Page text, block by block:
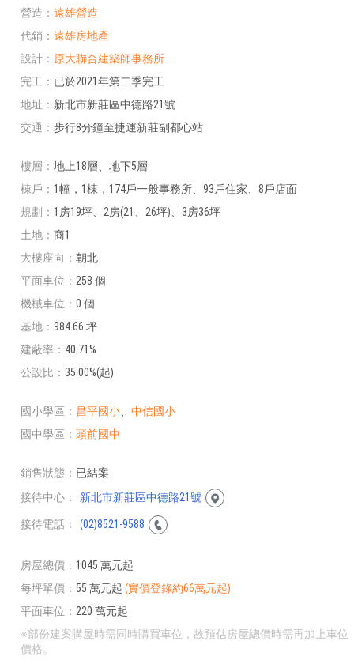
營造
遠雄營造
代銷
遠雄房地產
設計
原大聯合建築師事務所
完工
已於2021年第二季完工
地址
新北市新莊區中德路21號
交通
步行8分鐘至捷運新莊副都心站
樓層
地上18層、地下5層
棟戶
1幢，1棟，174戶一般事務所、93戶住家、8戶店面
規劃
1房19坪、2房(21、26坪)、3房36坪
土地
商1
大樓座向
朝北
平面車位
258 個
機械車位
0 個
基地
984.66 坪
建蔽率
40.71%
公設比
35.00%(起)
國小學區 昌平國小 、中信國小
國中學區
頭前國中
銷售狀態
已結案
接待中心
新北市新莊區中德路21號
接待電話 (02)8521-9588
房屋總價
1045 萬元起
每坪單價
55 萬元起(實價登錄約66萬元起)
平面車位
220 萬元起
※部份建案購屋時需同時購買車位，故預估房屋總價時需再加上車位
價格。